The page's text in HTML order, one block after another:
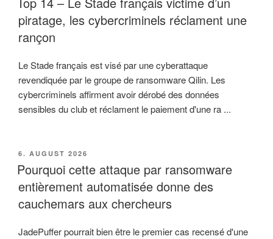
piratage, les cybercriminels réclament une
rançon
Le Stade français est visé par une cyberattaque
revendiquée par le groupe de ransomware Qilin. Les
cybercriminels affirment avoir dérobé des données
sensibles du club et réclament le paiement d'une ra ...
VERÖFFENTLICHT
AM
6. AUGUST 2026
Pourquoi cette attaque par ransomware
entièrement automatisée donne des
cauchemars aux chercheurs
JadePuffer pourrait bien être le premier cas recensé d'une